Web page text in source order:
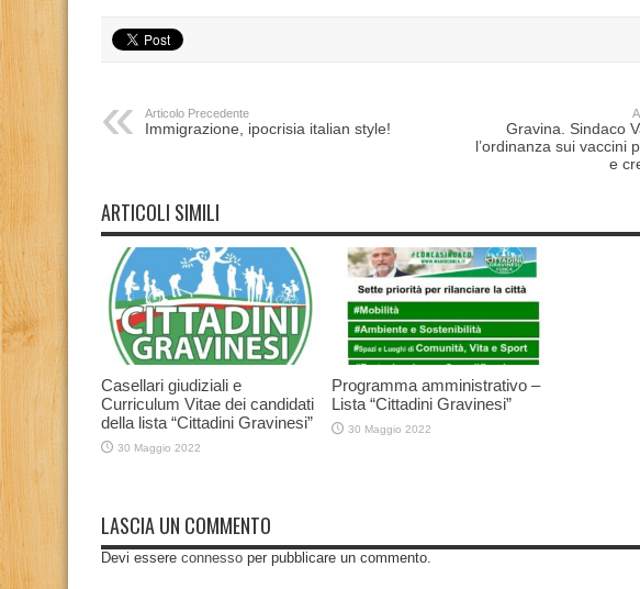
Articolo Precedente
Immigrazione, ipocrisia italian style!
Gravina. Sindaco
l’ordinanza sui vaccini
e
ARTICOLI SIMILI
Casellari giudiziali e
Curriculum Vitae dei candidati
della lista “Cittadini Gravinesi”
30 Maggio 2022
Programma amministrativo –
Lista “Cittadini Gravinesi”
30 Maggio 2022
LASCIA UN COMMENTO
Devi essere connesso per pubblicare un commento.